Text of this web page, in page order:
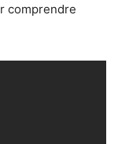
comprendre